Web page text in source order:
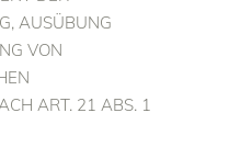
AUSÜBUNG
VON
ART. 21 ABS. 1